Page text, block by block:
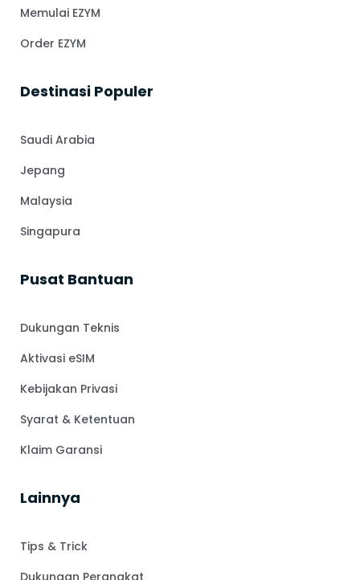
Memulai EZYM
Order EZYM
⁠Destinasi Populer
Saudi Arabia
Jepang
Malaysia
Singapura
Pusat Bantuan
Dukungan Teknis
Aktivasi eSIM
Kebijakan Privasi
Syarat & Ketentuan
Klaim Garansi
Lainnya
Tips & Trick
Dukungan Perangkat